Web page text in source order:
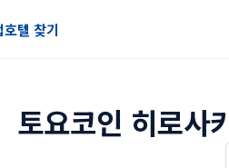
호텔 찾기
토요코인 히로사